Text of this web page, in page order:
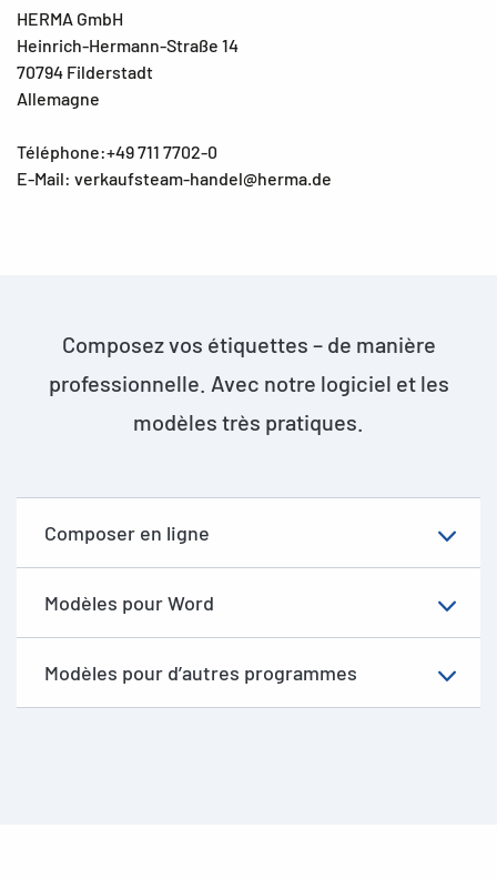
HERMA GmbH
Heinrich-Hermann-Straße 14
70794 Filderstadt
Allemagne
Téléphone:+49 711 7702-0
E-Mail: verkaufsteam-handel@herma.de
Composez vos étiquettes – de manière
professionnelle. Avec notre logiciel et les
modèles très pratiques.
Composer en ligne
Modèles pour Word
Modèles pour d’autres programmes